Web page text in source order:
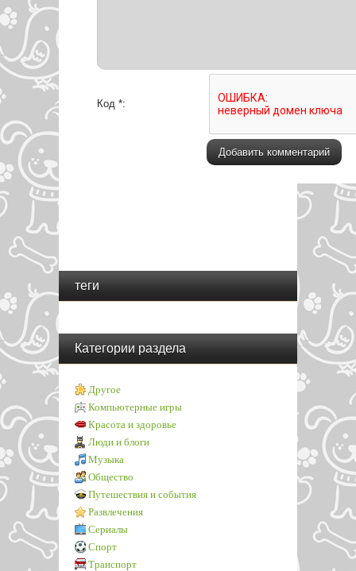
Код *:
теги
Категории раздела
Другое
Компьютерные игры
Красота и здоровье
Люди и блоги
Музыка
Общество
Путешествия и события
Развлечения
Сериалы
Спорт
Транспорт